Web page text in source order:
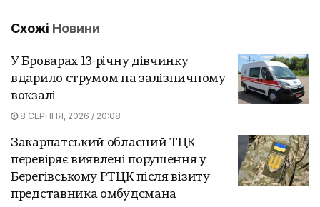
Схожі Новини
У Броварах 13-річну дівчинку
вдарило струмом на залізничному
вокзалі
8 СЕРПНЯ, 2026 / 20:08
Закарпатський обласний ТЦК
перевіряє виявлені порушення у
Берегівському РТЦК після візиту
представника омбудсмана